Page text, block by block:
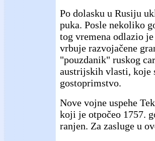
Po dolasku u Rusiju
puka. Posle nekoliko
tog vremena odlazio
vrbuje razvojačene
"pouzdanik" ruskog
austrijskih vlasti, koje
gostoprimstvo.
Nove vojne uspehe
koji je otpočeo 1757.
ranjen. Za zasluge u